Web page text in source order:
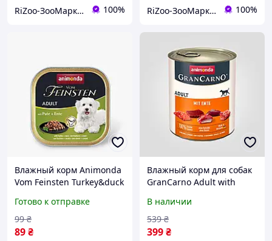
RiZoo-ЗооМаркет 100% RiZoo-ЗооМаркет 100%
Влажный корм Animonda
Vom Feinsten Turkey&duck
индейка и утка, 150 г
(арт.AM-82310)
Готово к отправке
89₴
99 ₴
Влажный корм для собак
GranCarno Adult with
В наличии
399₴
539 ₴